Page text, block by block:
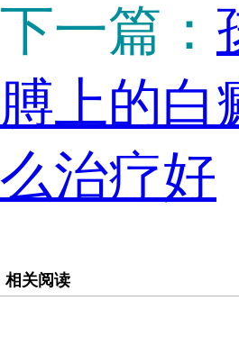
下一篇：
膊上的白
么治疗好
相关阅读